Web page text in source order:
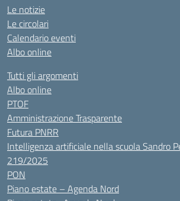
Le notizie
Le circolari
Calendario eventi
Albo online
Tutti gli argomenti
Albo online
PTOF
Amministrazione Trasparente
Futura PNRR
Intelligenza artificiale nella scuola Sandro
219/2025
PON
Piano estate – Agenda Nord